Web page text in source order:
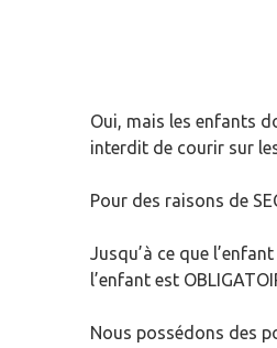
Oui, mais les enfants
interdit de courir sur
Pour des raisons de
Jusqu’à ce que
l’enfant est
Nous possédons des